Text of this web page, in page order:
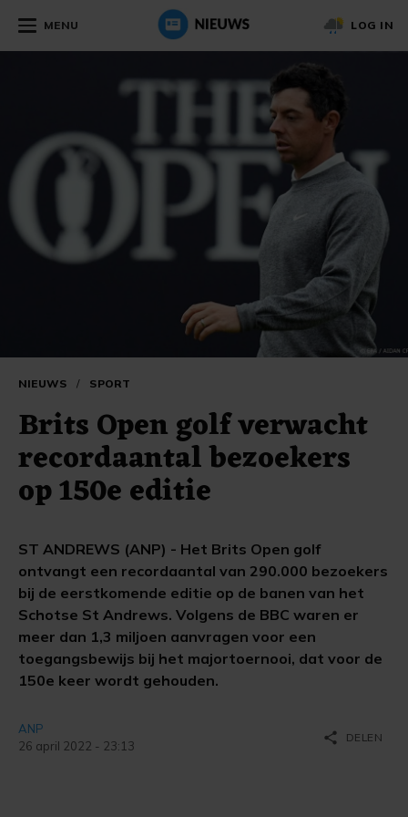
MENU LOG IN
NIEUWS / SPORT
Brits Open golf verwacht
recordaantal bezoekers
op 150e editie
ST ANDREWS (ANP) - Het Brits Open golf
ontvangt een recordaantal van 290.000 bezoekers
bij de eerstkomende editie op de banen van het
Schotse St Andrews. Volgens de BBC waren er
meer dan 1,3 miljoen aanvragen voor een
toegangsbewijs bij het majortoernooi, dat voor de
150e keer wordt gehouden.
ANP
26 april 2022 - 23:13
share DELEN